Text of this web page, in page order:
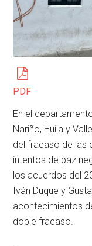
PDF
En el
Nariño, Huila y
del fracaso de las
intentos de paz
los acuerdos del
Iván Duque y
acontecimientos
doble fracaso.